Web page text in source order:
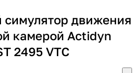
симулятор движения
камерой Actidyn
2495 VTC